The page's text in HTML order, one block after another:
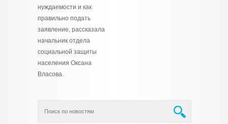
нуждаемости и как
правильно подать
заявление, рассказала
начальник отдела
социальной защиты
населения Оксана
Власова.